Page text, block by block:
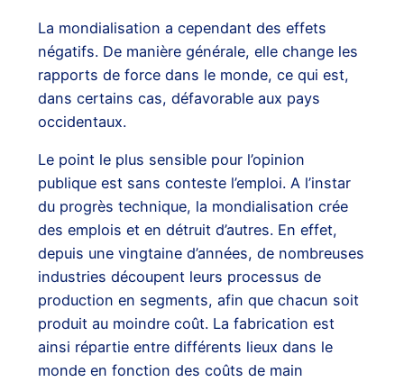
La mondialisation a cependant des effets
négatifs. De manière générale, elle change les
rapports de force dans le monde, ce qui est,
dans certains cas, défavorable aux pays
occidentaux.
Le point le plus sensible pour l’opinion
publique est sans conteste l’emploi. A l’instar
du progrès technique, la mondialisation crée
des emplois et en détruit d’autres. En effet,
depuis une vingtaine d’années, de nombreuses
industries découpent leurs processus de
production en segments, afin que chacun soit
produit au moindre coût. La fabrication est
ainsi répartie entre différents lieux dans le
monde en fonction des coûts de main